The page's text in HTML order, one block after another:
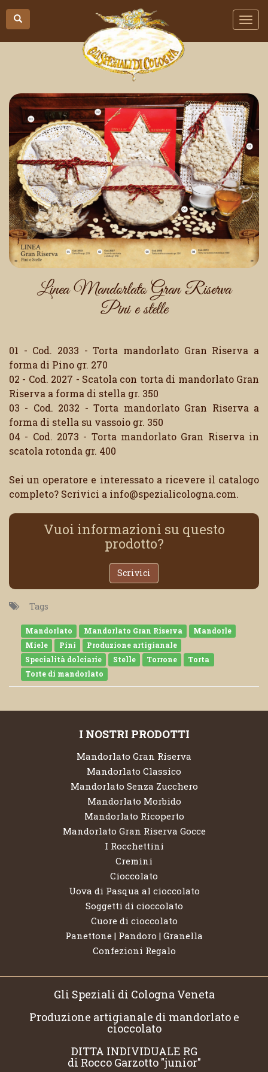
Linea Mandorlato Gran Riserva
Pini e stelle
01 - Cod. 2033 - Torta mandorlato Gran Riserva a
forma di Pino gr. 270
02 - Cod. 2027 - Scatola con torta di mandorlato Gran
Riserva a forma di stella gr. 350
03 - Cod. 2032 - Torta mandorlato Gran Riserva a
forma di stella su vassoio gr. 350
04 - Cod. 2073 - Torta mandorlato Gran Riserva in
scatola rotonda gr. 400
Sei un operatore e interessato a ricevere il catalogo
completo? Scrivici a info@spezialicologna.com.
Vuoi informazioni su questo
prodotto?
Scrivici
Tags
Mandorlato Mandorlato Gran Riserva
Mandorle
Miele
Pini
Produzione artigianale
Specialità dolciarie
Stelle Torrone
Torta
Torte di mandorlato
I NOSTRI PRODOTTI
Mandorlato Gran Riserva
Mandorlato Classico
Mandorlato Senza Zucchero
Mandorlato Morbido
Mandorlato Ricoperto
Mandorlato Gran Riserva Gocce
I Rocchettini
Cremini
Cioccolato
Uova di Pasqua al cioccolato
Soggetti di cioccolato
Cuore di cioccolato
Panettone | Pandoro | Granella
Confezioni Regalo
Gli Speziali di Cologna Veneta
Produzione artigianale di mandorlato e
cioccolato
DITTA INDIVIDUALE RG
di Rocco Garzotto "junior"